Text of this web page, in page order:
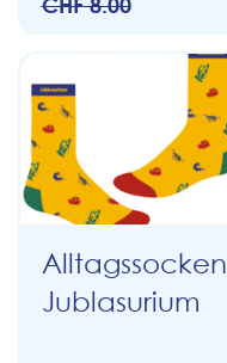
Alltagssocken
Jublasurium